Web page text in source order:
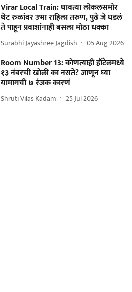
Virar Local Train: धावत्या लोकलसमोर
थेट रुळांवर उभा राहिला तरुण, पुढे जे घडलं
ते पाहून प्रवाशांनाही बसला मोठा धक्का
Surabhi Jayashree Jagdish 05 Aug 2026
Room Number 13: कोणत्याही हॉटेलमध्ये
१३ नंबरची खोली का नसते? जाणून घ्या
यामागची ७ रंजक कारणं
Shruti Vilas Kadam 25 Jul 2026